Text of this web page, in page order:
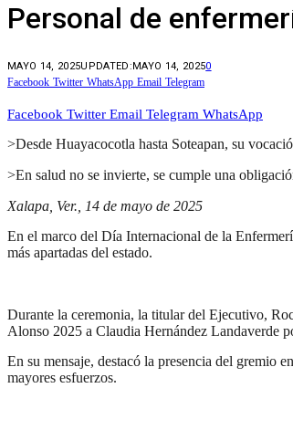
Personal de
MAYO 14, 2025UPDATED:MAYO 14, 20250
Facebook Twitter WhatsApp Email Telegram
Facebook Twitter Email Telegram WhatsApp
>Desde Huayacocotla hasta Soteapan, su
>En salud no se invierte, se cumple una
Xalapa, Ver., 14 de mayo de 2025
En el marco del Día Internacional de la
más apartadas del estado.
Durante la ceremonia, la titular del Ejecutivo,
Alonso 2025 a Claudia Hernández Landaverde
En su mensaje, destacó la presencia del gremio
mayores esfuerzos.